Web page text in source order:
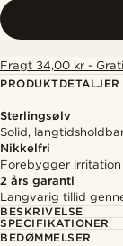
Fragt 34,00 kr -
PRODUKTDETALJER
Sterlingsølv
Solid,
Nikkelfri
Forebygger
2 års garanti
Langvarig tillid
BESKRIVELSE
SPECIFIKATIONER
BEDØMMELSER